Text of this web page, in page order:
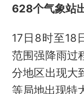
628个气象站
17日8时至18
范围强降雨过
分地区出现大
等局地出现特